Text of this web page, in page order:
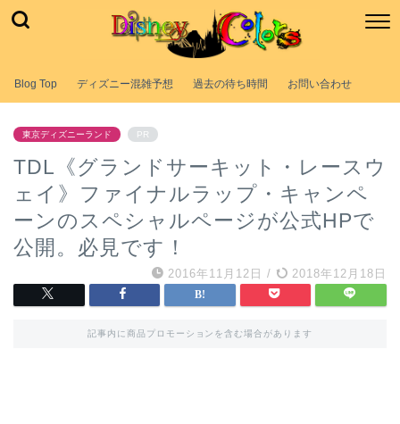
Blog Top ディズニー混雑予想 過去の待ち時間 お問い合わせ
東京ディズニーランド PR
TDL《グランドサーキット・レースウ
ェイ》ファイナルラップ・キャンペ
ーンのスペシャルページが公式HPで
公開。必見です！
2016年11月12日 / 2018年12月18日
記事内に商品プロモーションを含む場合があります